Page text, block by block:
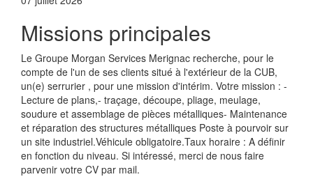
Missions principales
Le Groupe Morgan Services Merignac recherche, pour le
compte de l'un de ses clients situé à l'extérieur de la CUB,
un(e) serrurier , pour une mission d'intérim. Votre mission : -
Lecture de plans,- traçage, découpe, pliage, meulage,
soudure et assemblage de pièces métalliques- Maintenance
et réparation des structures métalliques Poste à pourvoir sur
un site industriel.Véhicule obligatoire.Taux horaire : A définir
en fonction du niveau. Si intéressé, merci de nous faire
parvenir votre CV par mail.